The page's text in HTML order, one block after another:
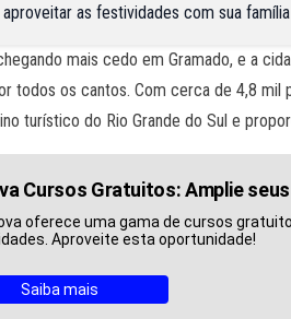
aproveitar as festividades com sua
mais cedo em Gramado, e a
todos os cantos. Com cerca de 4,8
turístico do Rio Grande do Sul e
Cursos Gratuitos: Amplie
oferece uma gama de cursos
Aproveite esta oportunidade!
Saiba mais